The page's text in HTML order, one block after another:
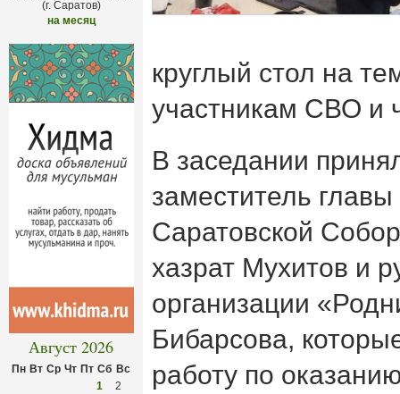
(г. Саратов)
на месяц
Август 2026
Пн Вт Ср Чт Пт Сб Вс
1
2
круглый стол на
участникам СВО и
В заседании
заместитель
Саратовской
хазрат Мухитов и
организации
Бибарсова,
работу по